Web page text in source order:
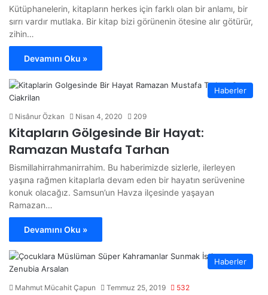
Kütüphanelerin, kitapların herkes için farklı olan bir anlamı, bir
sırrı vardır mutlaka. Bir kitap bizi görünenin ötesine alır götürür,
zihin…
Devamını Oku »
Haberler
Nisânur Özkan Nisan 4, 2020 209
Kitapların Gölgesinde Bir Hayat:
Ramazan Mustafa Tarhan
Bismillahirrahmanirrahim. Bu haberimizde sizlerle, ilerleyen
yaşına rağmen kitaplarla devam eden bir hayatın serüvenine
konuk olacağız. Samsun’un Havza ilçesinde yaşayan
Ramazan…
Devamını Oku »
Haberler
Mahmut Mücahit Çapun Temmuz 25, 2019 532